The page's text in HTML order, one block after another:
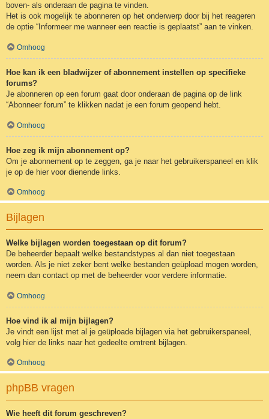
boven- als onderaan de pagina te vinden.
Het is ook mogelijk te abonneren op het onderwerp door bij het reageren
de optie “Informeer me wanneer een reactie is geplaatst” aan te vinken.
Omhoog
Hoe kan ik een bladwijzer of abonnement instellen op specifieke
forums?
Je abonneren op een forum gaat door onderaan de pagina op de link
“Abonneer forum” te klikken nadat je een forum geopend hebt.
Omhoog
Hoe zeg ik mijn abonnement op?
Om je abonnement op te zeggen, ga je naar het gebruikerspaneel en klik
je op de hier voor dienende links.
Omhoog
Bijlagen
Welke bijlagen worden toegestaan op dit forum?
De beheerder bepaalt welke bestandstypes al dan niet toegestaan
worden. Als je niet zeker bent welke bestanden geüpload mogen worden,
neem dan contact op met de beheerder voor verdere informatie.
Omhoog
Hoe vind ik al mijn bijlagen?
Je vindt een lijst met al je geüploade bijlagen via het gebruikerspaneel,
volg hier de links naar het gedeelte omtrent bijlagen.
Omhoog
phpBB vragen
Wie heeft dit forum geschreven?